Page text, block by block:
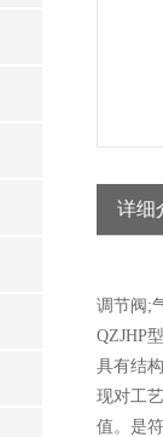
详细
调节阀;
QZJHP型
具有结
现对工
值。是